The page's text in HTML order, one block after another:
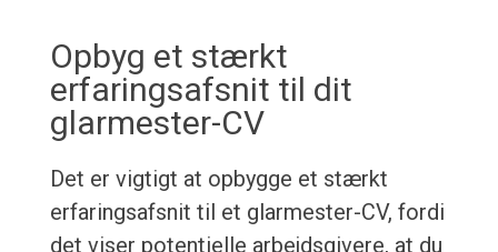
Opbyg et stærkt
erfaringsafsnit til dit
glarmester-CV
Det er vigtigt at opbygge et stærkt
erfaringsafsnit til et glarmester-CV, fordi
det viser potentielle arbejdsgivere, at du